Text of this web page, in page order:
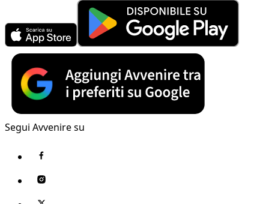
Segui Avvenire su